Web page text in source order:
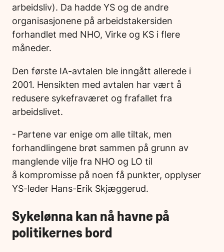
arbeidsliv). Da hadde YS og de andre
organisasjonene på arbeidstakersiden
forhandlet med NHO, Virke og KS i flere
måneder.
Den første IA-avtalen ble inngått allerede i
2001. Hensikten med avtalen har vært å
redusere sykefraværet og frafallet fra
arbeidslivet.
- Partene var enige om alle tiltak, men
forhandlingene brøt sammen på grunn av
manglende vilje fra NHO og LO til
å kompromisse på noen få punkter, opplyser
YS-leder Hans-Erik Skjæggerud.
Sykelønna kan nå havne på
politikernes bord